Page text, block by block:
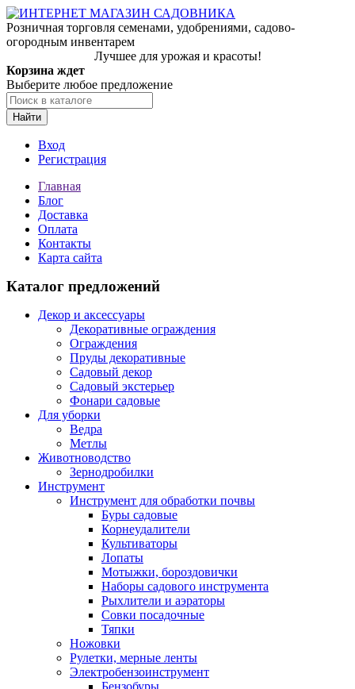
Розничная торговля семенами, удобрениями, садово-
огородным инвентарем
Лучшее для урожая и красоты!
Корзина ждет
Выберите любое предложение
Найти
Вход
Регистрация
Главная
Блог
Доставка
Оплата
Контакты
Карта сайта
Каталог предложений
Декор и аксессуары
Декоративные ограждения
Ограждения
Пруды декоративные
Садовый декор
Садовый экстерьер
Фонари садовые
Для уборки
Ведра
Метлы
Животноводство
Зернодробилки
Инструмент
Инструмент для обработки почвы
Буры садовые
Корнеудалители
Культиваторы
Лопаты
Мотыжки, бороздовички
Наборы садового инструмента
Рыхлители и аэраторы
Совки посадочные
Тяпки
Ножовки
Рулетки, мерные ленты
Электробензоинструмент
Бензобуры